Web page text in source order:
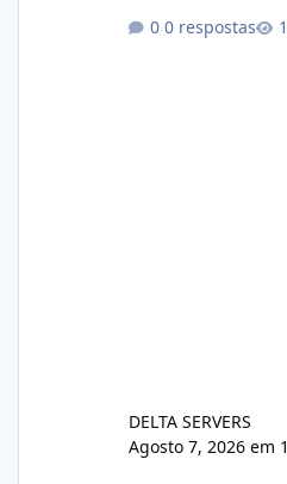
xjx23zz5f Criamos uma breve explicação:
0 respostas
DELTA SERVERS
Agosto 7, 2026 em